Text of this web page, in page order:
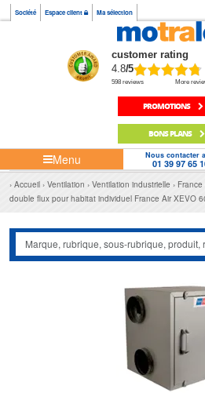
Société Espace client Ma sélection
customer rating
4.8/5
598 reviews More
PROMOTIONS
BONS PLANS
Menu Nous contacter
01 39 97 65
Accueil Ventilation Ventilation industrielle France
double flux pour habitat individuel France Air XEVO